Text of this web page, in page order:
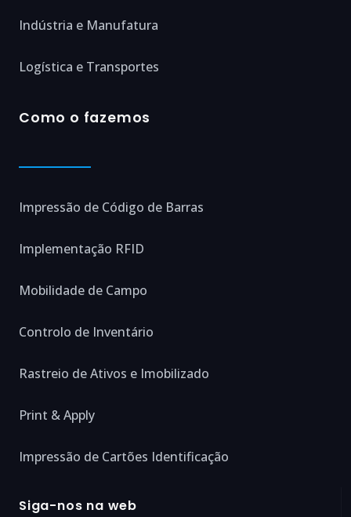
Indústria e Manufatura
Logística e Transportes
Como o fazemos
Impressão de Código de Barras
Implementação RFID
Mobilidade de Campo
Controlo de Inventário
Rastreio de Ativos e Imobilizado
Print & Apply
Impressão de Cartões Identificação
Siga-nos na web